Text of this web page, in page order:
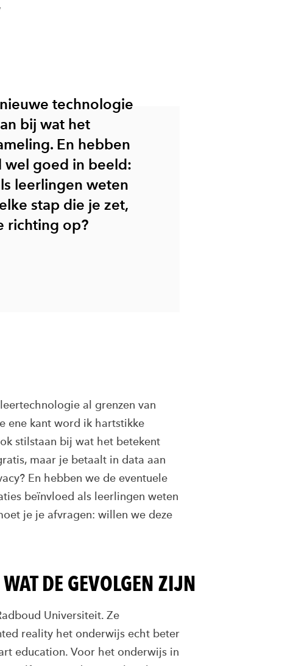
technologie
bij wat het
En hebben
wel goed in beeld:
leerlingen weten
stap die je zet,
richting op?
al grenzen van
ene kant word ik hartstikke
stilstaan bij wat het betekent
maar je betaalt in data aan
En hebben we de eventuele
beïnvloed als leerlingen weten
je je afvragen: willen we deze
DE GEVOLGEN ZIJN
Universiteit. Ze
reality het onderwijs echt beter
education. Voor het onderwijs in